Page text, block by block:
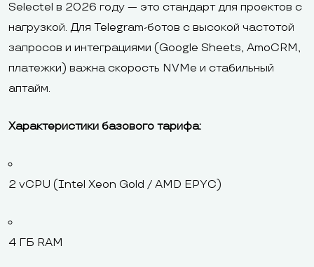
Selectel в 2026 году — это стандарт для проектов с
нагрузкой. Для Telegram-ботов с высокой частотой
запросов и интеграциями (Google Sheets, AmoCRM,
платежки) важна скорость NVMe и стабильный
аптайм.
Характеристики базового тарифа:
2 vCPU (Intel Xeon Gold / AMD EPYC)
4 ГБ RAM